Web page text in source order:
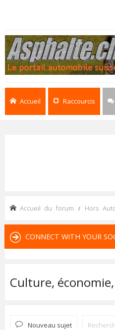
Accueil Raccourcis
Accueil du forum Hors
CONNECT WITH YOUR
Culture,
Nouveau sujet